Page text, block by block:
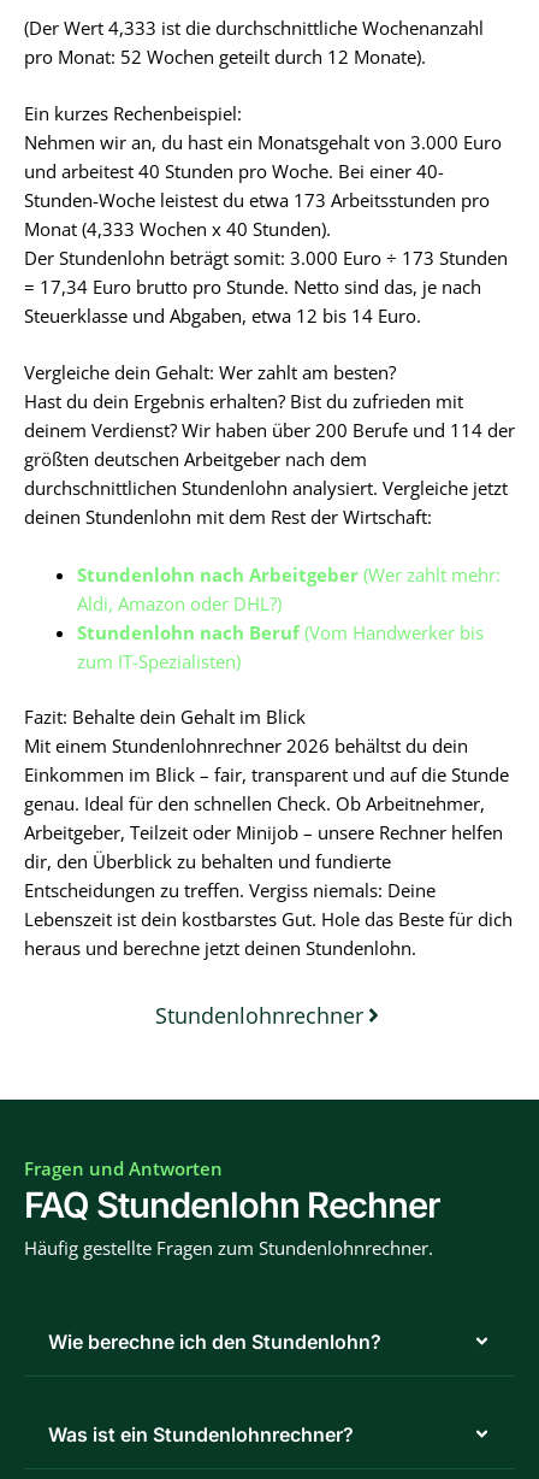
(Der Wert 4,333 ist die durchschnittliche Wochenanzahl
pro Monat: 52 Wochen geteilt durch 12 Monate).
Ein kurzes Rechenbeispiel:
Nehmen wir an, du hast ein Monatsgehalt von 3.000 Euro
und arbeitest 40 Stunden pro Woche. Bei einer 40-
Stunden-Woche leistest du etwa 173 Arbeitsstunden pro
Monat (4,333 Wochen x 40 Stunden).
Der Stundenlohn beträgt somit: 3.000 Euro ÷ 173 Stunden
= 17,34 Euro brutto pro Stunde. Netto sind das, je nach
Steuerklasse und Abgaben, etwa 12 bis 14 Euro.
Vergleiche dein Gehalt: Wer zahlt am besten?
Hast du dein Ergebnis erhalten? Bist du zufrieden mit
deinem Verdienst? Wir haben über 200 Berufe und 114 der
größten deutschen Arbeitgeber nach dem
durchschnittlichen Stundenlohn analysiert. Vergleiche jetzt
deinen Stundenlohn mit dem Rest der Wirtschaft:
Stundenlohn nach Arbeitgeber (Wer zahlt mehr:
Aldi, Amazon oder DHL?)
Stundenlohn nach Beruf(Vom Handwerker bis
zum IT-Spezialisten)
Fazit: Behalte dein Gehalt im Blick
Mit einem Stundenlohnrechner 2026 behältst du dein
Einkommen im Blick – fair, transparent und auf die Stunde
genau. Ideal für den schnellen Check. Ob Arbeitnehmer,
Arbeitgeber, Teilzeit oder Minijob – unsere Rechner helfen
dir, den Überblick zu behalten und fundierte
Entscheidungen zu treffen. Vergiss niemals: Deine
Lebenszeit ist dein kostbarstes Gut. Hole das Beste für dich
heraus und berechne jetzt deinen Stundenlohn.
Stundenlohnrechner
Fragen und Antworten
FAQ Stundenlohn Rechner
Häufig gestellte Fragen zum Stundenlohnrechner.
Wie berechne ich den Stundenlohn?
Was ist ein Stundenlohnrechner?